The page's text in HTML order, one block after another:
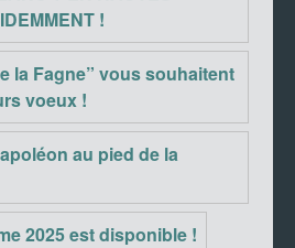
!
la Fagne” vous souhaitent
voeux !
au pied de la
2025 est disponible !